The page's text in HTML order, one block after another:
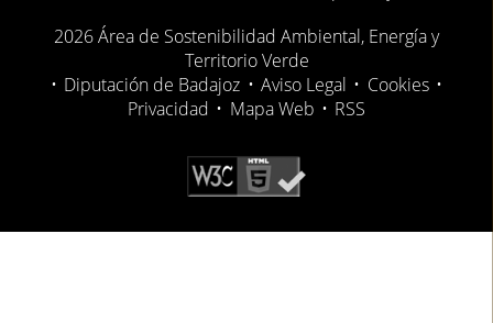
2026 Área de Sostenibilidad Ambiental, Energía y
Territorio Verde
• Diputación de Badajoz • Aviso Legal • Cookies •
Privacidad • Mapa Web • RSS